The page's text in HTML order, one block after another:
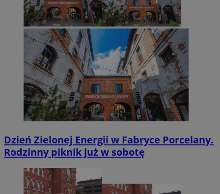
Dzień Zielonej Energii w Fabryce Porcelany.
Rodzinny piknik już w sobotę